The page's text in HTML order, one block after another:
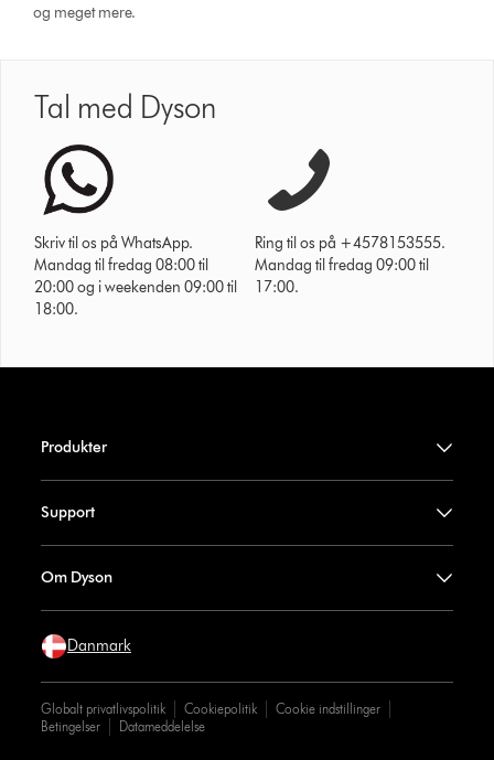
og meget mere.
Tal med Dyson
Skriv til os på WhatsApp.
Mandag til fredag 08:00 til
20:00 og i weekenden 09:00 til
18:00.
Ring til os på +4578153555.
Mandag til fredag 09:00 til
17:00.
Produkter
Support
Om Dyson
Danmark
Globalt privatlivspolitik Cookiepolitik
Cookie indstillinger
Betingelser
Datameddelelse